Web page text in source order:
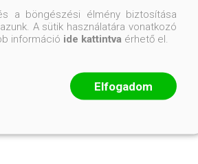
a böngészési élmény biztosítása
A sütik használatára vonatkozó
információ ide kattintva érhető el.
Elfogadom